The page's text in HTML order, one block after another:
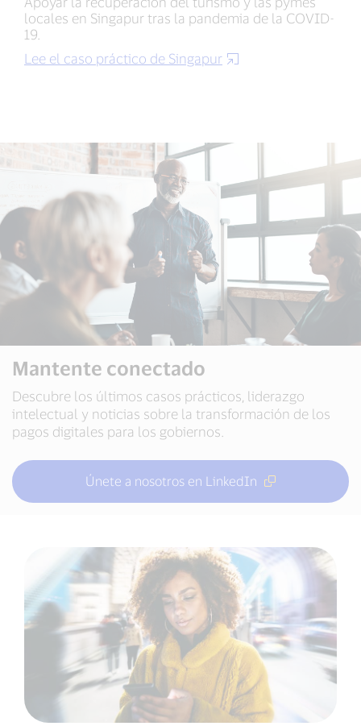
locales en Singapur tras la pandemia de la COVID-
19.
Lee el caso práctico de Singapur
Mantente conectado
Descubre los últimos casos prácticos, liderazgo
intelectual y noticias sobre la transformación de los
pagos digitales para los gobiernos.
Únete a nosotros en LinkedIn